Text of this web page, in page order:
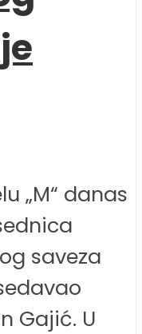
„M“ danas
saveza
Gajić. U